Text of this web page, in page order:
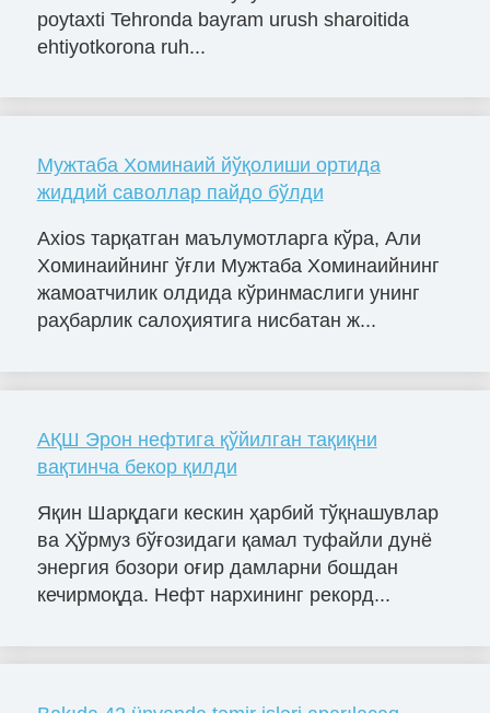
poytaxti Tehronda bayram urush sharoitida
ehtiyotkorona ruh...
Мужтаба Хоминаий йўқолиши ортида
жиддий саволлар пайдо бўлди
Axios тарқатган маълумотларга кўра, Али
Хоминаийнинг ўғли Мужтаба Хоминаийнинг
жамоатчилик олдида кўринмаслиги унинг
раҳбарлик салоҳиятига нисбатан ж...
АҚШ Эрон нефтига қўйилган тақиқни
вақтинча бекор қилди
Яқин Шарқдаги кескин ҳарбий тўқнашувлар
ва Ҳўрмуз бўғозидаги қамал туфайли дунё
энергия бозори оғир дамларни бошдан
кечирмоқда. Нефт нархининг рекорд...